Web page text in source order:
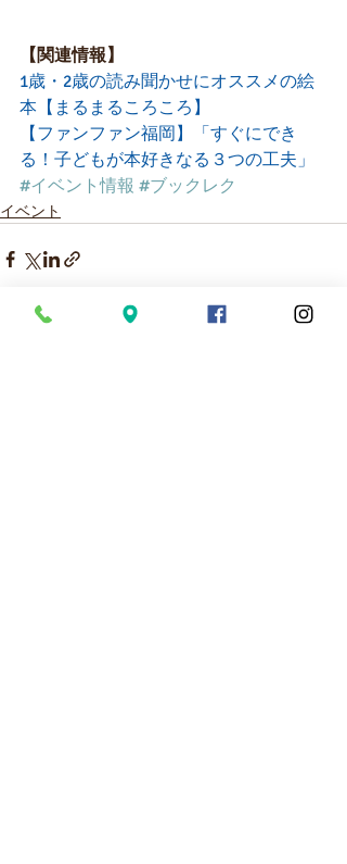
【関連情報】
1歳・2歳の読み聞かせにオススメの絵
本【まるまるころころ】
【ファンファン福岡】「すぐにでき
る！子どもが本好きなる３つの工夫」
#イベント情報 #ブックレク
イベント